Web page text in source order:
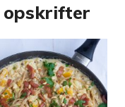
opskrifter